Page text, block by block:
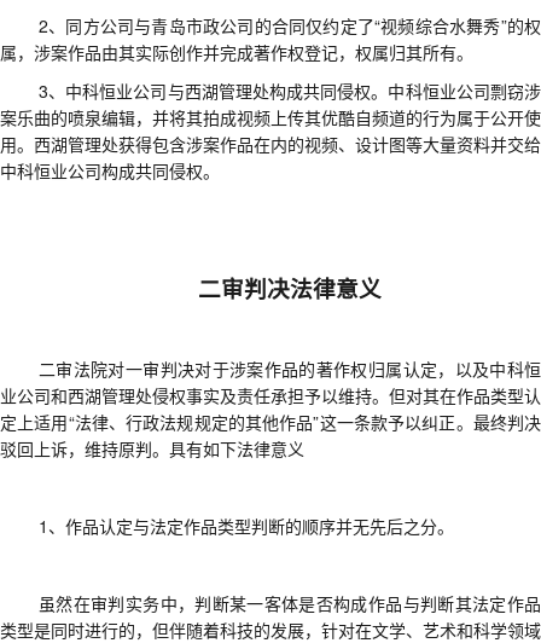
2、 同方公司与青岛市政公司的合同仅约定了“视频综合水舞秀”的权
属，涉案作品由其实际创作并完成著作权登记，权属归其所有。
3、 中科恒业公司与西湖管理处构成共同侵权。 中科恒业公司剽窃涉
案乐曲的喷泉编辑，并将其拍成视频上传其优酷自频道的行为属于公开使
用。 西湖管理处获得包含涉案作品在内的视频、设计图等大量资料并交给
中科恒业公司构成共同侵权。
二审判决法律意义
二审法院对一审判决对于涉案作品的著作权归属认定，以及中科恒
业公司和西湖管理处侵权事实及责任承担予以维持。但对其在作品类型认
定上适用“法律、行政法规规定的其他作品”这一条款予以纠正。 最终判决
驳回上诉，维持原判。 具有如下法律意义
1、 作品认定与法定作品类型判断的顺序并无先后之分。
虽然在审判实务中，判断某一客体是否构成作品与判断其法定作品
类型是同时进行的，但伴随着科技的发展， 针对在文学、艺术和科学领域